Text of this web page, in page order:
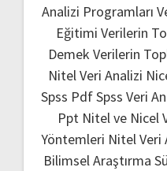
Analizi Programları
Eğitimi Verilerin
Demek Verilerin
Nitel Veri Analizi
Spss PdfSpss Veri
Ppt Nitel ve Nicel
Yöntemleri Nitel Veri
Bilimsel Araştırma